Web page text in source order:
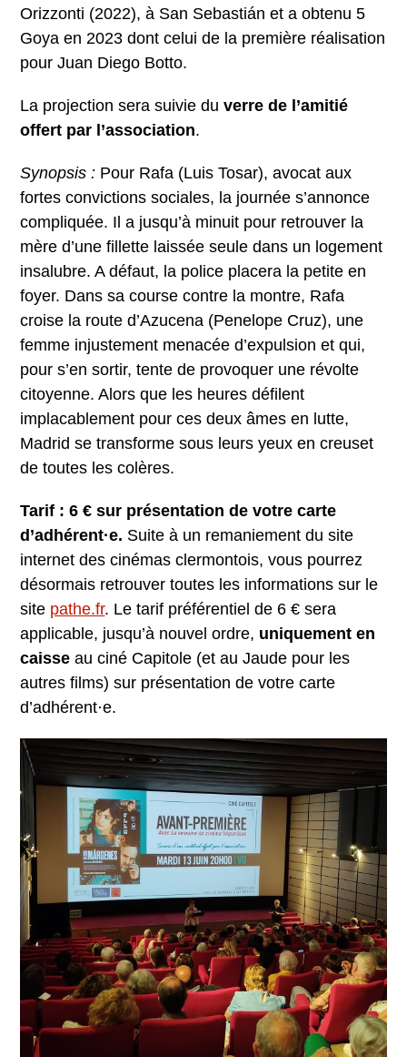
Orizzonti (2022), à San Sebastián et a obtenu 5
Goya en 2023 dont celui de la première réalisation
pour Juan Diego Botto.
La projection sera suivie duverre de l’amitié
offert par l’association.
Synopsis : Pour Rafa (Luis Tosar), avocat aux
fortes convictions sociales, la journée s’annonce
compliquée. Il a jusqu’à minuit pour retrouver la
mère d’une fillette laissée seule dans un logement
insalubre. A défaut, la police placera la petite en
foyer. Dans sa course contre la montre, Rafa
croise la route d’Azucena (Penelope Cruz), une
femme injustement menacée d’expulsion et qui,
pour s’en sortir, tente de provoquer une révolte
citoyenne. Alors que les heures défilent
implacablement pour ces deux âmes en lutte,
Madrid se transforme sous leurs yeux en creuset
de toutes les colères.
Tarif : 6 € sur présentation de votre carte
d’adhérent·e. Suite à un remaniement du site
internet des cinémas clermontois, vous pourrez
désormais retrouver toutes les informations sur le
site pathe.fr. Le tarif préférentiel de 6 € sera
applicable, jusqu’à nouvel ordre, uniquement en
caisse au ciné Capitole (et au Jaude pour les
autres films) sur présentation de votre carte
d’adhérent·e.